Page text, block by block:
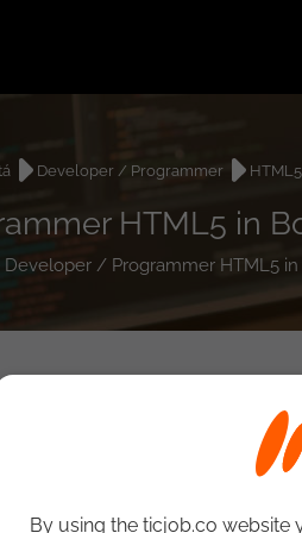
Developer / Programmer HTML5
HTML5 in
/ Programmer HTML5
By using the ticjob.co website